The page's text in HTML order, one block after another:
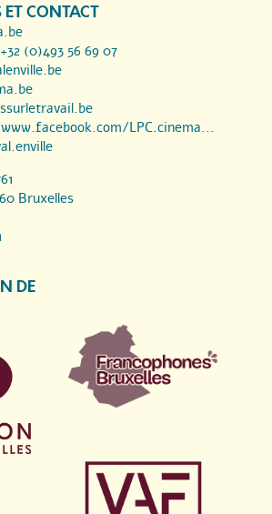
CONTACT
(0)493 56 69 07
LPC.cinema...
Bruxelles
DE